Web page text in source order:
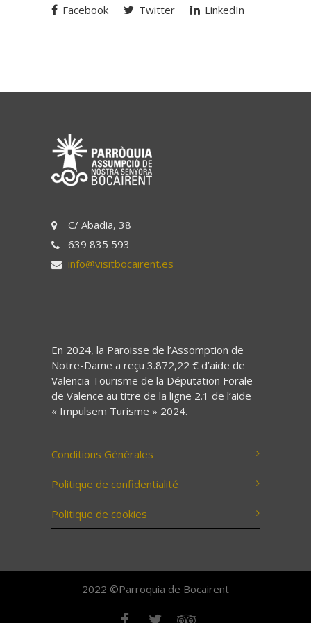
Facebook Twitter LinkedIn
C/ Abadia, 38
639 835 593
info@visitbocairent.es
En 2024, la Paroisse de l’Assomption de
Notre-Dame a reçu 3.872,22 € d’aide de
Valencia Tourisme de la Députation Forale
de Valence au titre de la ligne 2.1 de l’aide
« Impulsem Turisme » 2024.
Conditions Générales
Politique de confidentialité
Politique de cookies
2022 ©Parroquia de Bocairent